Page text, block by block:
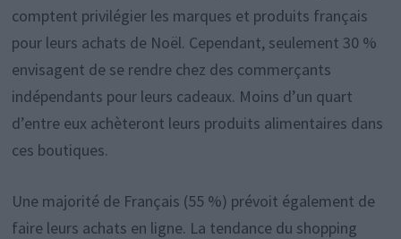
comptent privilégier les marques et produits français
pour leurs achats de Noël. Cependant, seulement 30 %
envisagent de se rendre chez des commerçants
indépendants pour leurs cadeaux. Moins d’un quart
d’entre eux achèteront leurs produits alimentaires dans
ces boutiques.
Une majorité de Français (55 %) prévoit également de
faire leurs achats en ligne. La tendance du shopping